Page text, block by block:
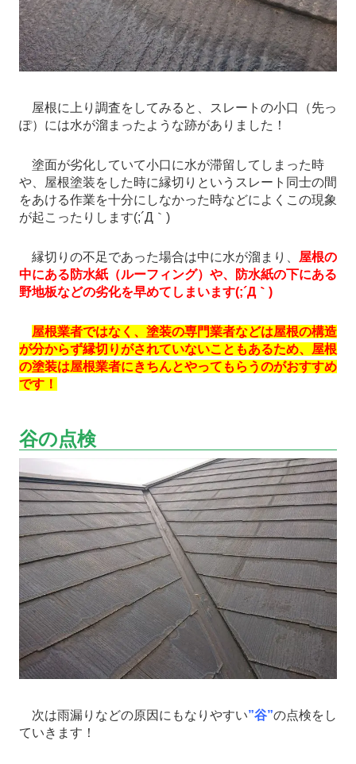
屋根に上り調査をしてみると、スレートの小口（先っ
ぽ）には水が溜まったような跡がありました！
塗面が劣化していて小口に水が滞留してしまった時
や、屋根塗装をした時に縁切りというスレート同士の間
をあける作業を十分にしなかった時などによくこの現象
が起こったりします(;´Д｀)
縁切りの不足であった場合は中に水が溜まり、 屋根の
中にある防水紙（ルーフィング）や、防水紙の下にある
野地板などの劣化を早めてしまいます(;´Д｀)
屋根業者ではなく、塗装の専門業者などは屋根の構造
が分からず縁切りがされていないこともあるため、屋根
の塗装は屋根業者にきちんとやってもらうのがおすすめ
です！
谷の点検
次は雨漏りなどの原因にもなりやすい”谷”の点検をし
ていきます！